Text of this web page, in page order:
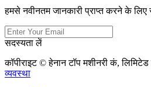
हमसे नवीनतम जानकारी प्राप्त करने के
सदस्यता लें
कॉपीराइट © हेनान टॉप मशीनरी कं, लिमिटेड
व्यवस्था